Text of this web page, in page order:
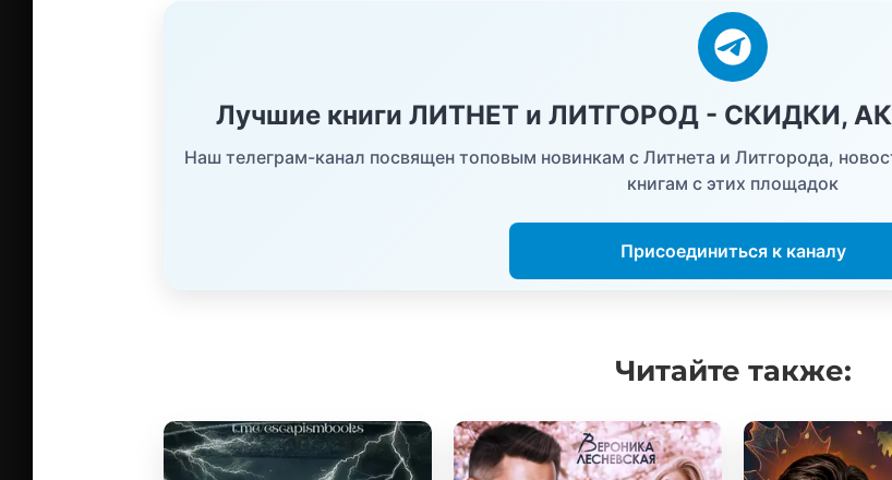
Лучшие книги ЛИТНЕТ и ЛИТГОРОД - СКИДКИ,
Наш телеграм-канал посвящен топовым новинкам с Литнета и Литгорода,
книгам с этих площадок
Присоединиться к каналу
Читайте также: